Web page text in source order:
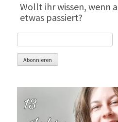
Wollt ihr wissen, wenn
etwas passiert?